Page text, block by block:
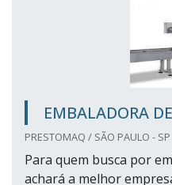
EMBALADORA
PRESTOMAQ / SÃO PAULO - SP
Para quem busca por
achará a melhor